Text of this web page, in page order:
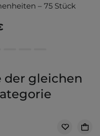
– 75 Stück
der gleichen